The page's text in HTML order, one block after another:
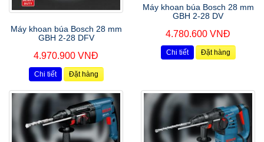
Máy khoan búa Bosch 28 mm
GBH 2-28 DFV
4.970.900 VNĐ
Chi tiết Đặt hàng
Máy khoan búa Bosch 28 mm
GBH 2-28 DV
4.780.600 VNĐ
Chi tiết Đặt hàng